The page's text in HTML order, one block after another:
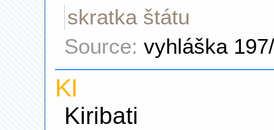
skratka štátu
Source: vyhláška
KI
Kiribati